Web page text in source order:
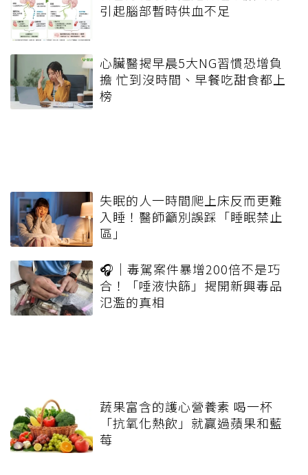
引起腦部暫時供血不足
心臟醫揭早晨5大NG習慣恐增負
擔 忙到沒時間、早餐吃甜食都上
榜
失眠的人一時間爬上床反而更難
入睡！醫師籲別誤踩「睡眠禁止
區」
🎧｜毒駕案件暴增200倍不是巧
合！「唾液快篩」揭開新興毒品
氾濫的真相
蔬果富含的護心營養素 喝一杯
「抗氧化熱飲」就贏過蘋果和藍
莓